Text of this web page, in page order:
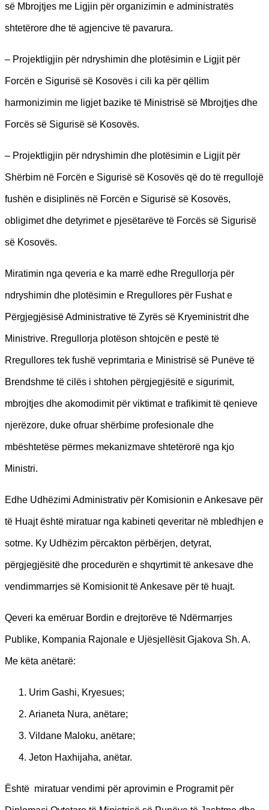
së Mbrojtjes me Ligjin për organizimin e administratës
shtetërore dhe të agjencive të pavarura.
– Projektligjin për ndryshimin dhe plotësimin e Ligjit për
Forcën e Sigurisë së Kosovës i cili ka për qëllim
harmonizimin me ligjet bazike të Ministrisë së Mbrojtjes dhe
Forcës së Sigurisë së Kosovës.
– Projektligjin për ndryshimin dhe plotësimin e Ligjit për
Shërbim në Forcën e Sigurisë së Kosovës që do të rregullojë
fushën e disiplinës në Forcën e Sigurisë së Kosovës,
obligimet dhe detyrimet e pjesëtarëve të Forcës së Sigurisë
së Kosovës.
Miratimin nga qeveria e ka marrë edhe Rregullorja për
ndryshimin dhe plotësimin e Rregullores për Fushat e
Përgjegjësisë Administrative të Zyrës së Kryeministrit dhe
Ministrive. Rregullorja plotëson shtojcën e pestë të
Rregullores tek fushë veprimtaria e Ministrisë së Punëve të
Brendshme të cilës i shtohen përgjegjësitë e sigurimit,
mbrojtjes dhe akomodimit për viktimat e trafikimit të qenieve
njerëzore, duke ofruar shërbime profesionale dhe
mbështetëse përmes mekanizmave shtetërorë nga kjo
Ministri.
Edhe Udhëzimi Administrativ për Komisionin e Ankesave për
të Huajt është miratuar nga kabineti qeveritar në mbledhjen e
sotme. Ky Udhëzim përcakton përbërjen, detyrat,
përgjegjësitë dhe procedurën e shqyrtimit të ankesave dhe
vendimmarrjes së Komisionit të Ankesave për të huajt.
Qeveri ka emëruar Bordin e drejtorëve të Ndërmarrjes
Publike, Kompania Rajonale e Ujësjellësit Gjakova Sh. A.
Me këta anëtarë:
Urim Gashi, Kryesues;
Arianeta Nura, anëtare;
Vildane Maloku, anëtare;
Jeton Haxhijaha, anëtar.
Është miratuar vendimi për aprovimin e Programit për